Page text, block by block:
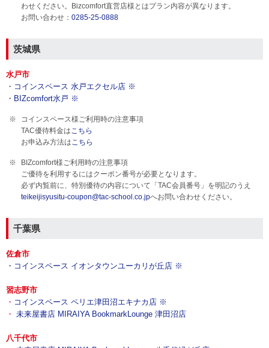
わせください。Bizcomfort直営店様とはプラン内容が異なります。
お問い合わせ： 0285-25-0888
茨城県
水戸市
・ コインスペース 水戸エクセル店 ※
・ BIZcomfort水戸 ※
コインスペース様ご利用時の注意事項
TAC優待料金はこちら
お申込み方法はこちら
BIZcomfort様ご利用時の注意事項
ご優待を利用するにはクーポン番号が必要となります。
必ず内覧前に、特別優待の内容について「TAC会員番号」を明記のうえ
teikeijisyusitu-coupon@tac-school.co.jpへお問い合わせください。
千葉県
佐倉市
・コインスペース イオンタウンユーカリが丘店 ※
習志野市
・ コインスペース ペリエ津田沼エキナカ店 ※
・ 未来屋書店 MIRAIYA BookmarkLounge 津田沼店
八千代市